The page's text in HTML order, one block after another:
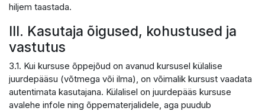
hiljem taastada.
III. Kasutaja õigused, kohustused ja
vastutus
3.1. Kui kursuse õppejõud on avanud kursusel külalise
juurdepääsu (võtmega või ilma), on võimalik kursust vaadata
autentimata kasutajana. Külalisel on juurdepääs kursuse
avalehe infole ning õppematerjalidele, aga puudub